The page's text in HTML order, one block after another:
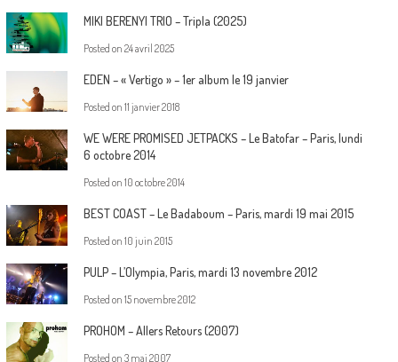
MIKI BERENYI TRIO – Tripla (2025)
Posted on 24 avril 2025
EDEN – « Vertigo » – 1er album le 19 janvier
Posted on 11 janvier 2018
WE WERE PROMISED JETPACKS – Le Batofar – Paris, lundi
6 octobre 2014
Posted on 10 octobre 2014
BEST COAST – Le Badaboum – Paris, mardi 19 mai 2015
Posted on 10 juin 2015
PULP – L’Olympia, Paris, mardi 13 novembre 2012
Posted on 15 novembre 2012
PROHOM – Allers Retours (2007)
Posted on 3 mai 2007